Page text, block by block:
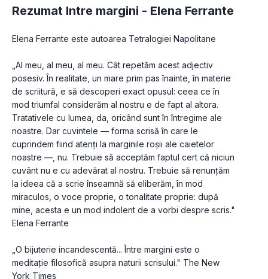
Rezumat Intre margini - Elena Ferrante
Elena Ferrante este autoarea Tetralogiei Napolitane
„Al meu, al meu, al meu. Cât repetăm acest adjectiv
posesiv. În realitate, un mare prim pas înainte, în materie
de scriitură, e să descoperi exact opusul: ceea ce în
mod triumfal considerăm al nostru e de fapt al altora.
Tratativele cu lumea, da, oricând sunt în întregime ale
noastre. Dar cuvintele — forma scrisă în care le
cuprindem fiind atenți la marginile roșii ale caietelor
noastre —, nu. Trebuie să acceptăm faptul cert că niciun
cuvânt nu e cu adevărat al nostru. Trebuie să renunțăm
la ideea că a scrie înseamnă să eliberăm, în mod
miraculos, o voce proprie, o tonalitate proprie: după
mine, acesta e un mod indolent de a vorbi despre scris."
Elena Ferrante
„O bijuterie incandescentă... Între margini este o
meditație filosofică asupra naturii scrisului." The New
York Times